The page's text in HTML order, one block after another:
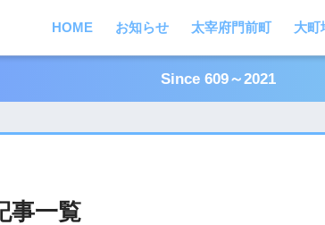
HOME お知らせ 太宰府門前町 大町
Since 609～2021
事一覧